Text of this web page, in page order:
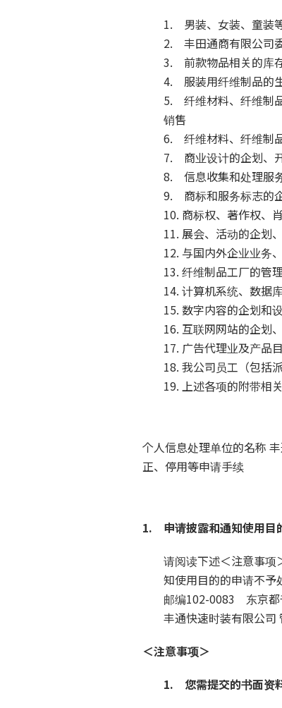
1. 男装、女装、童装
2. 丰田通商有限公司
3. 前款物品相关的库
4. 服装用纤维制品的
5. 纤维材料、纤维制
销售
6. 纤维材料、纤维制
7. 商业设计的企划、
8. 信息收集和处理服
9. 商标和服务标志的
10. 商标权、著作权、
11. 展会、活动的企划
12. 与国内外企业业务
13. 纤维制品工厂的管
14. 计算机系统、数据
15. 数字内容的企划和
16. 互联网网站的企划
17. 广告代理业及产品
18. 我公司员工（包括
19. 上述各项的附带相
个人信息处理单位的名称
正、停用等申请手续
1. 申请披露和通知使用目
请阅读下述＜注意事项
知使用目的的申请不予
邮编102-0083 东京
丰通快速时装有限公司
＜注意事项＞
1. 您需提交的书面资